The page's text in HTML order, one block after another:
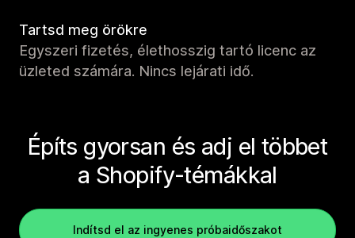
Tartsd meg örökre
Egyszeri fizetés, élethosszig tartó licenc az
üzleted számára. Nincs lejárati idő.
Építs gyorsan és adj el többet
a Shopify-témákkal
Indítsd el az ingyenes próbaidőszakot